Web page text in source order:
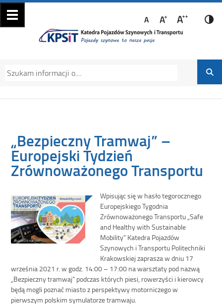
Katedra Pojazdów
Szynowych i
Transportu
Katedra Pojazdów Szynowych i Transportu
Politechniki Krakowskiej na Wydziale
Mechanicznym
„Bezpieczny Tramwaj” –
Europejski Tydzień
Zrównoważonego Transportu
Wpisując się w hasło tegorocznego
Europejskiego Tygodnia
Zrównoważonego Transportu „Safe
and Healthy with Sustainable
Mobility” Katedra Pojazdów
Szynowych i Transportu Politechniki
Krakowskiej zaprasza w dniu 17
września 2021 r. w godz. 14:00 – 17:00 na warsztaty pod nazwą
„Bezpieczny tramwaj” podczas których piesi, rowerzyści i kierowcy
będą mogli poznać miasto z perspektywy motorniczego w
pierwszym polskim symulatorze tramwaju.